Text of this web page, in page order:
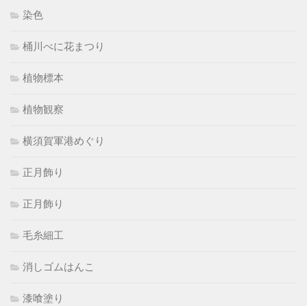
染色
桶川べに花まつり
植物標本
植物観察
横須賀軍港めぐり
正月飾り
正月飾り
毛糸細工
消しゴムはんこ
漆喰塗り